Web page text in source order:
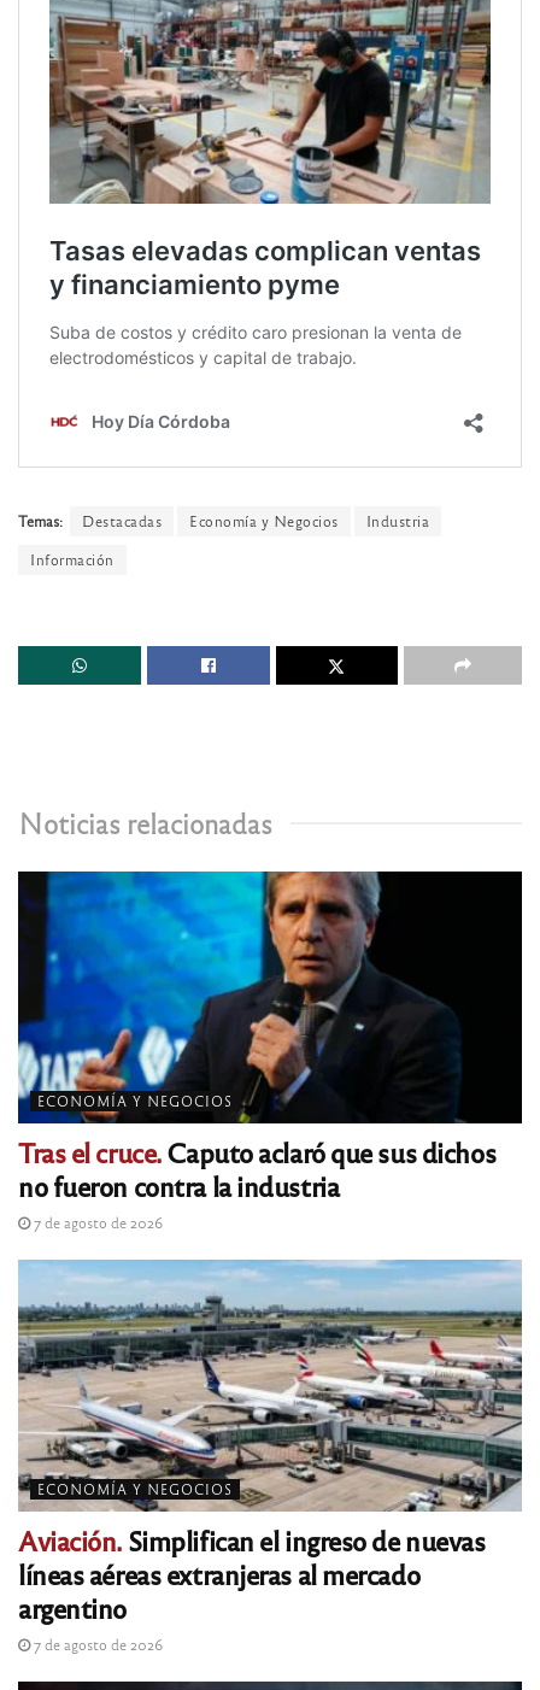
Temas: Destacadas Economía y Negocios
Industria
Información
Noticias relacionadas
ECONOMÍA Y NEGOCIOS
Tras el cruce.Caputo aclaró que sus dichos
no fueron contra la industria
7 de agosto de 2026
ECONOMÍA Y NEGOCIOS
Aviación. Simplifican el ingreso de nuevas
líneas aéreas extranjeras al mercado
argentino
7 de agosto de 2026